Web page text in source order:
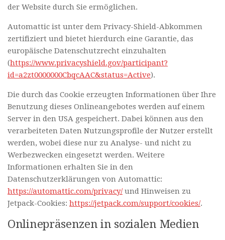
der Website durch Sie ermöglichen.
Automattic ist unter dem Privacy-Shield-Abkommen
zertifiziert und bietet hierdurch eine Garantie, das
europäische Datenschutzrecht einzuhalten
(https://www.privacyshield.gov/participant?
id=a2zt0000000CbqcAAC&status=Active).
Die durch das Cookie erzeugten Informationen über Ihre
Benutzung dieses Onlineangebotes werden auf einem
Server in den USA gespeichert. Dabei können aus den
verarbeiteten Daten Nutzungsprofile der Nutzer erstellt
werden, wobei diese nur zu Analyse- und nicht zu
Werbezwecken eingesetzt werden. Weitere
Informationen erhalten Sie in den
Datenschutzerklärungen von Automattic:
https://automattic.com/privacy/und Hinweisen zu
Jetpack-Cookies: https://jetpack.com/support/cookies/.
Onlinepräsenzen in sozialen Medien